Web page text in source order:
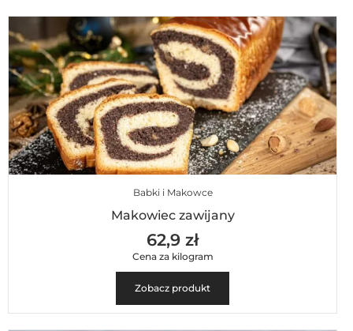
Babki i Makowce
Makowiec zawijany
62,9 zł
Cena za kilogram
Zobacz produkt